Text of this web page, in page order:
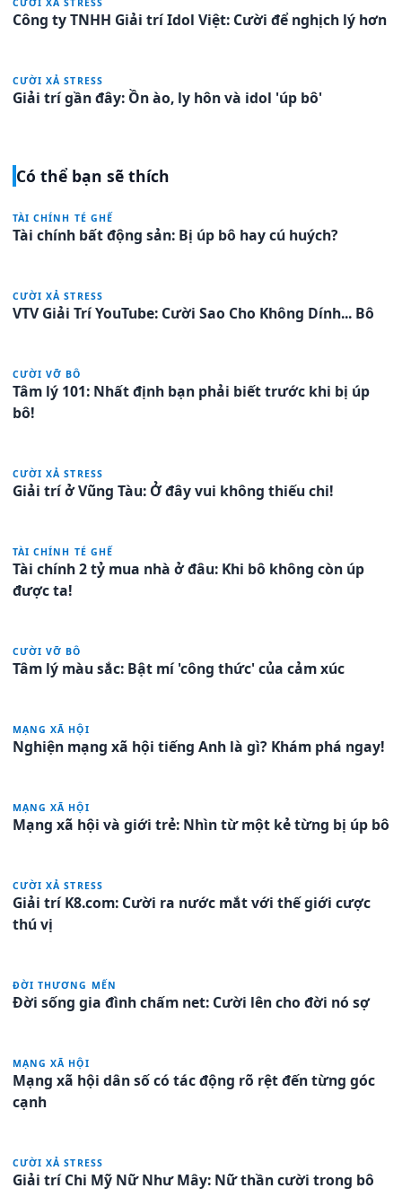
Công ty TNHH Giải trí Idol Việt: Cười để nghịch lý hơn
CƯỜI XẢ STRESS
Giải trí gần đây: Ồn ào, ly hôn và idol 'úp bô'
Có thể bạn sẽ thích
TÀI CHÍNH TÉ GHẾ
Tài chính bất động sản: Bị úp bô hay cú huých?
CƯỜI XẢ STRESS
VTV Giải Trí YouTube: Cười Sao Cho Không Dính... Bô
CƯỜI VỠ BÔ
Tâm lý 101: Nhất định bạn phải biết trước khi bị úp
bô!
CƯỜI XẢ STRESS
Giải trí ở Vũng Tàu: Ở đây vui không thiếu chi!
TÀI CHÍNH TÉ GHẾ
Tài chính 2 tỷ mua nhà ở đâu: Khi bô không còn úp
được ta!
CƯỜI VỠ BÔ
Tâm lý màu sắc: Bật mí 'công thức' của cảm xúc
MẠNG XÃ HỘI
Nghiện mạng xã hội tiếng Anh là gì? Khám phá ngay!
MẠNG XÃ HỘI
Mạng xã hội và giới trẻ: Nhìn từ một kẻ từng bị úp bô
CƯỜI XẢ STRESS
Giải trí K8.com: Cười ra nước mắt với thế giới cược
thú vị
ĐỜI THƯƠNG MẾN
Đời sống gia đình chấm net: Cười lên cho đời nó sợ
MẠNG XÃ HỘI
Mạng xã hội dân số có tác động rõ rệt đến từng góc
cạnh
CƯỜI XẢ STRESS
Giải trí Chi Mỹ Nữ Như Mây: Nữ thần cười trong bô